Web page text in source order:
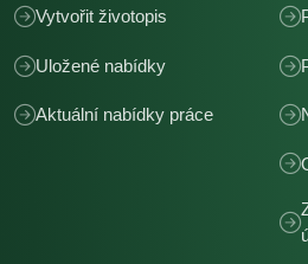
Vytvořit životopis
Uložené nabídky
Aktuální nabídky práce